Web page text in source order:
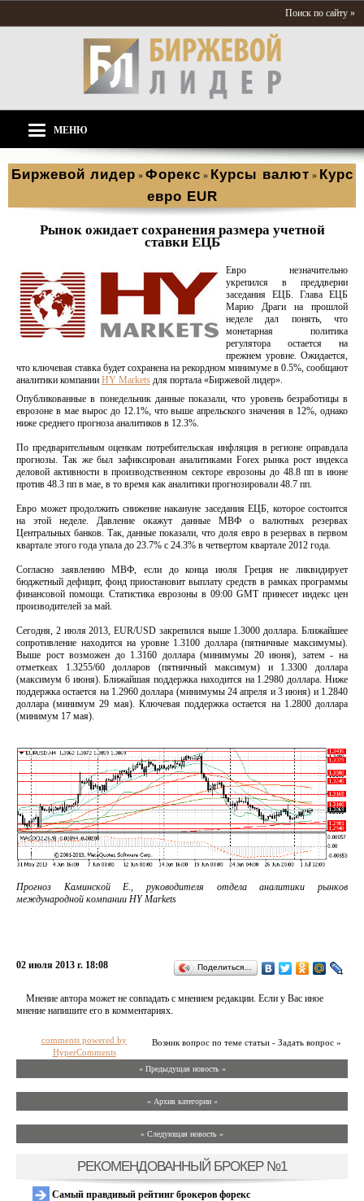
Поиск по сайту »
МЕНЮ
Биржевой лидер » Форекс » Курсы валют » Курс
евро EUR
Рынок ожидает сохранения размера учетной
ставки ЕЦБ
Евро незначительно
укрепился в преддверии
заседания ЕЦБ. Глава ЕЦБ
Марио Драги на прошлой
неделе дал понять, что
монетарная политика
регулятора остается на
прежнем уровне. Ожидается,
что ключевая ставка будет сохранена на рекордном минимуме в 0.5%, сообщают
аналитики компании HY Markets для портала «Биржевой лидер».
Опубликованные в понедельник данные показали, что уровень безработицы в
еврозоне в мае вырос до 12.1%, что выше апрельского значения в 12%, однако
ниже среднего прогноза аналитиков в 12.3%.
По предварительным оценкам потребительская инфляция в регионе оправдала
прогнозы. Так же был зафиксирован аналитиками Forex рынка рост индекса
деловой активности в производственном секторе еврозоны до 48.8 пп в июне
против 48.3 пп в мае, в то время как аналитики прогнозировали 48.7 пп.
Евро может продолжить снижение накануне заседания ЕЦБ, которое состоится
на этой неделе. Давление окажут данные МВФ о валютных резервах
Центральных банков. Так, данные показали, что доля евро в резервах в первом
квартале этого года упала до 23.7% с 24.3% в четвертом квартале 2012 года.
Согласно заявлению МВФ, если до конца июля Греция не ликвидирует
бюджетный дефицит, фонд приостановит выплату средств в рамках программы
финансовой помощи. Статистика еврозоны в 09:00 GMT принесет индекс цен
производителей за май.
Сегодня, 2 июля 2013, EUR/USD закрепился выше 1.3000 доллара. Ближайшее
сопротивление находится на уровне 1.3100 доллара (пятничные максимумы).
Выше рост возможен до 1.3160 доллара (минимумы 20 июня), затем - на
отметкеах 1.3255/60 долларов (пятничный максимум) и 1.3300 доллара
(максимум 6 июня). Ближайшая поддержка находится на 1.2980 доллара. Ниже
поддержка остается на 1.2960 доллара (минимумы 24 апреля и 3 июня) и 1.2840
доллара (минимум 29 мая). Ключевая поддержка остается на 1.2800 доллара
(минимум 17 мая).
Прогноз Каминской Е., руководителя отдела аналитики рынков
международной компании HY Markets
02 июля 2013 г. 18:08 Поделиться…
Мнение автора может не совпадать с мнением редакции. Если у Вас иное
мнение напишите его в комментариях.
Возник вопрос по теме статьи - Задать вопрос »
comments powered by
HyperComments
« Предыдущая новость «
» Архив категории «
» Следующая новость »
РЕКОМЕНДОВАННЫЙ БРОКЕР №1
Самый правдивый рейтинг брокеров форекс